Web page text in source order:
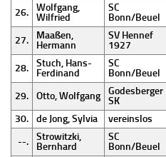
26.
Wolfgang,
Wilfried
SC
Bonn/Beuel
27.
Maaßen,
Hermann
SV Hennef
1927
28.
Stuch, Hans-
Ferdinand
SC
Bonn/Beuel
29. Otto, Wolfgang
Godesberger
SK
30.
de Jong, Sylvia vereinslos
--.
Strowitzki,
Bernhard
SC
Bonn/Beuel